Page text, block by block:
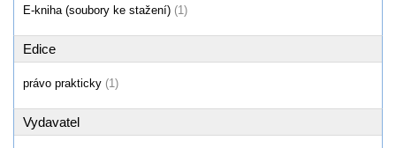
E-kniha (soubory ke stažení) (1)
Edice
právo prakticky (1)
Vydavatel